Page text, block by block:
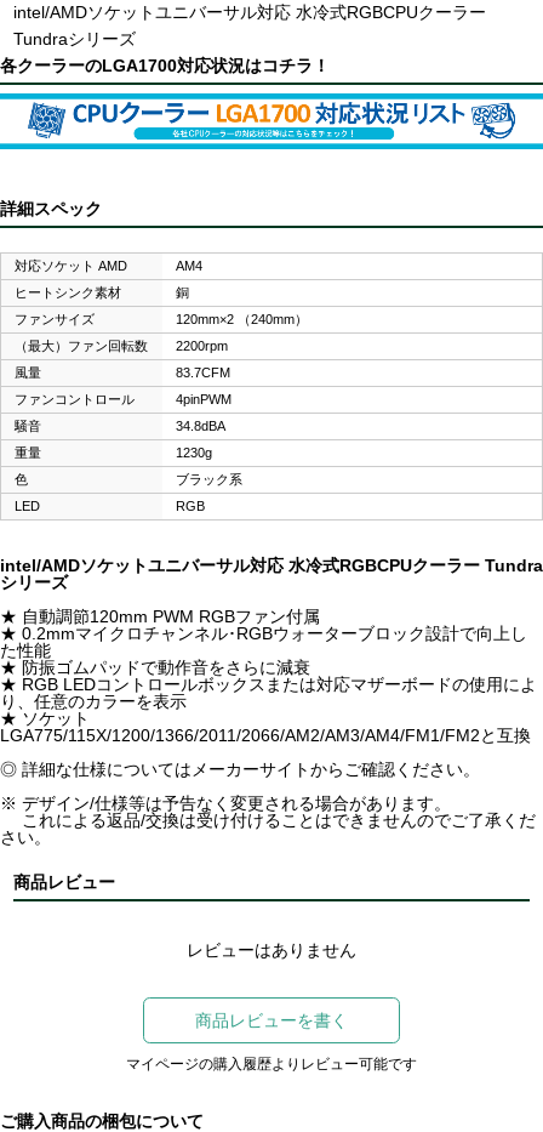
intel/AMDソケットユニバーサル対応 水冷式RGBCPUクーラー
Tundraシリーズ
各クーラーのLGA1700対応状況はコチラ！
詳細スペック
対応ソケット AMD
AM4
ヒートシンク素材
銅
ファンサイズ
120mm×2 （240mm）
（最大）ファン回転数
2200rpm
風量
83.7CFM
ファンコントロール
4pinPWM
騒音
34.8dBA
重量
1230g
色
ブラック系
LED
RGB
intel/AMDソケットユニバーサル対応 水冷式RGBCPUクーラー Tundra
シリーズ
★ 自動調節120mm PWM RGBファン付属
★ 0.2mmマイクロチャンネル･RGBウォーターブロック設計で向上し
た性能
★ 防振ゴムパッドで動作音をさらに減衰
★ RGB LEDコントロールボックスまたは対応マザーボードの使用によ
り、任意のカラーを表示
★ ソケット
LGA775/115X/1200/1366/2011/2066/AM2/AM3/AM4/FM1/FM2と互換
◎ 詳細な仕様についてはメーカーサイトからご確認ください。
※ デザイン/仕様等は予告なく変更される場合があります。
これによる返品/交換は受け付けることはできませんのでご了承くだ
さい。
商品レビュー
レビューはありません
商品レビューを書く
マイページの購入履歴よりレビュー可能です
ご購入商品の梱包について